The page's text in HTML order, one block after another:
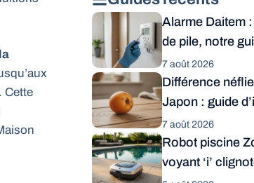
Cette
Alarme Daitem
de pile, notre
7 août 2026
Différence
Japon : guide
7 août 2026
Robot piscine
voyant ‘i’